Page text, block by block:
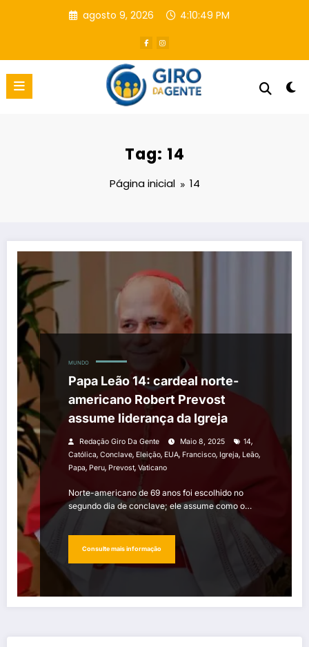
agosto 9, 2026 4:10:50 PM
Tag: 14
Página inicial 14
MUNDO
Papa Leão 14: cardeal norte-
americano Robert Prevost
assume liderança da Igreja
Redação Giro Da Gente Maio 8, 2025 14,
Católica, Conclave, Eleição, EUA, Francisco, Igreja, Leão,
Papa, Peru, Prevost, Vaticano
Norte-americano de 69 anos foi escolhido no
segundo dia de conclave; ele assume como o…
Consulte mais informação